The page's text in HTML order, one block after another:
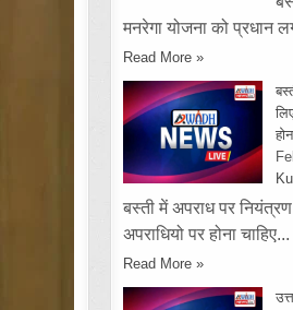
मनरेगा योजना को प्रधान
Read More »
बस्ती में अपराध पर
अपराधियो पर होना चाहिए...
Read More »